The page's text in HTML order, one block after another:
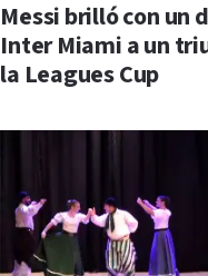
Messi brilló con un
Inter Miami a un
la Leagues Cup